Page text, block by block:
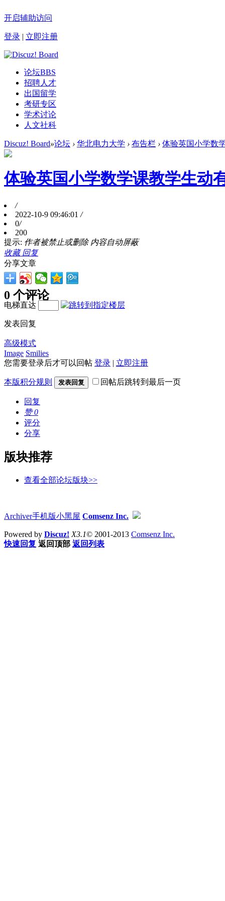
开启辅助访问
登录 | 立即注册
论坛BBS
招聘人才
出国留学
考研专区
学术讨论
人文社科
Discuz! Board»论坛 › 华北电力大学 › 布告栏 › 体验英国小学数
体验英国小学数学课教学生动
/
2022-10-9 09:46:01 /
0/
200
提示: 作者被禁止或删除 内容自动屏蔽
收藏回复
分享文章
0 个评论
电梯直达
发表回复
高级模式
Image Smilies
您需要登录后才可以回帖 登录 | 立即注册
本版积分规则 发表回复 回帖后跳转到最后一页
回复
赞0
评分
分享
版块推荐
查看全部论坛版块>>
Archiver手机版小黑屋 Comsenz Inc.
Powered by Discuz! X3.1© 2001-2013 Comsenz Inc.
快速回复 返回顶部 返回列表